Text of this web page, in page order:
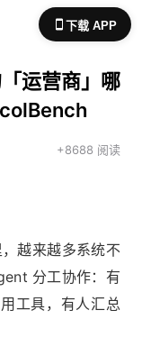
下载 APP
运营商」哪
+8688 阅读
越来越多系统不
分工协作：有
工具，有人汇总